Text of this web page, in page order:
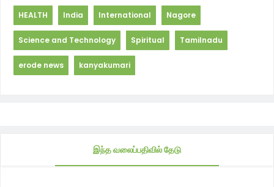
HEALTH India International Nagore
Science and Technology Spiritual Tamilnadu
erode news kanyakumari
இந்த வலைப்பதிவில் தேடு